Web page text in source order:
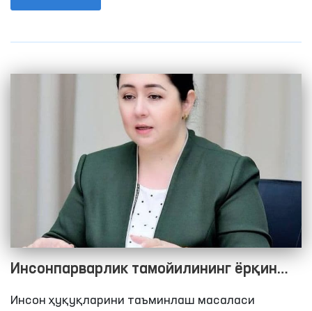
фаолиятида бош мезон бўлиши шартлиги
конституциявий жараёнлар натижасида, Бош
қомусимизда инсон қадри, манфаати учун
хизмат қиладиган нормалар амалдагисидан 3
бараварга кўпайди.
Инсонпарварлик тамойилининг ёрқин
ифодаси ҳаракатланиш эркинлиги
Инсон ҳуқуқларини таъминлаш масаласи